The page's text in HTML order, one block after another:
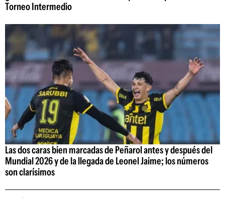
Torneo Intermedio
Las dos caras bien marcadas de Peñarol antes y después del
Mundial 2026 y de la llegada de Leonel Jaime; los números
son clarísimos